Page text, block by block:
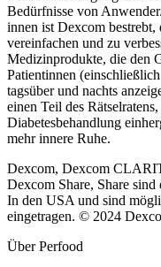
Bedürfnisse von
innen ist Dexcom bestrebt,
vereinfachen und zu
Medizinprodukte, die den
Patientinnen
tagsüber und nachts
einen Teil des
Diabetesbehandlung
mehr innere Ruhe.
Dexcom, Dexcom
Dexcom Share, Share
In den USA und sind
eingetragen. © 2024
Über Perfood